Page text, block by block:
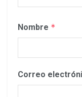
Nombre *
Correo